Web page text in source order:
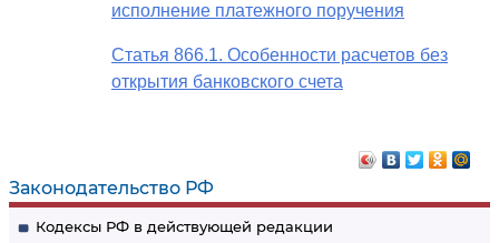
Законодательство РФ
Кодексы РФ в действующей редакции
исполнение платежного поручения
Статья 866.1. Особенности расчетов без
открытия банковского счета